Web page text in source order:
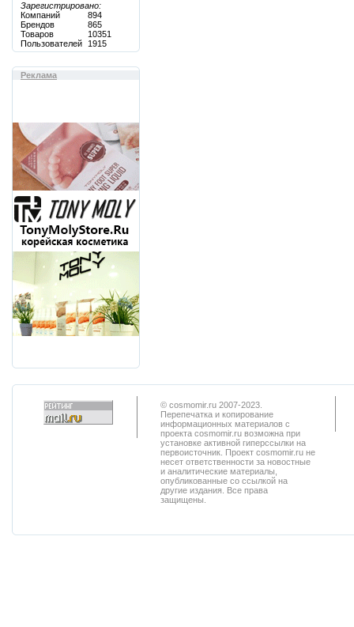
Зарегистрировано:
Компаний
894
Брендов
865
Товаров
10351
Пользователей
1915
Реклама
© cosmomir.ru 2007-2023.
Перепечатка и копирование
информационных материалов с
проекта cosmomir.ru возможна при
установке активной гиперссылки на
первоисточник. Проект cosmomir.ru не
несет ответственности за новостные
и аналитические материалы,
опубликованные со ссылкой на
другие издания. Все права
защищены.